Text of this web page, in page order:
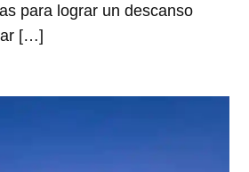
para lograr un descanso
[…]